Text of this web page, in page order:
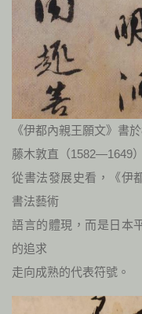
《伊都內親王願文》書
藤木敦直（1582—1649
從書法發展史看，《伊
書法藝術
語言的體現，而是日本
的追求
走向成熟的代表符號。